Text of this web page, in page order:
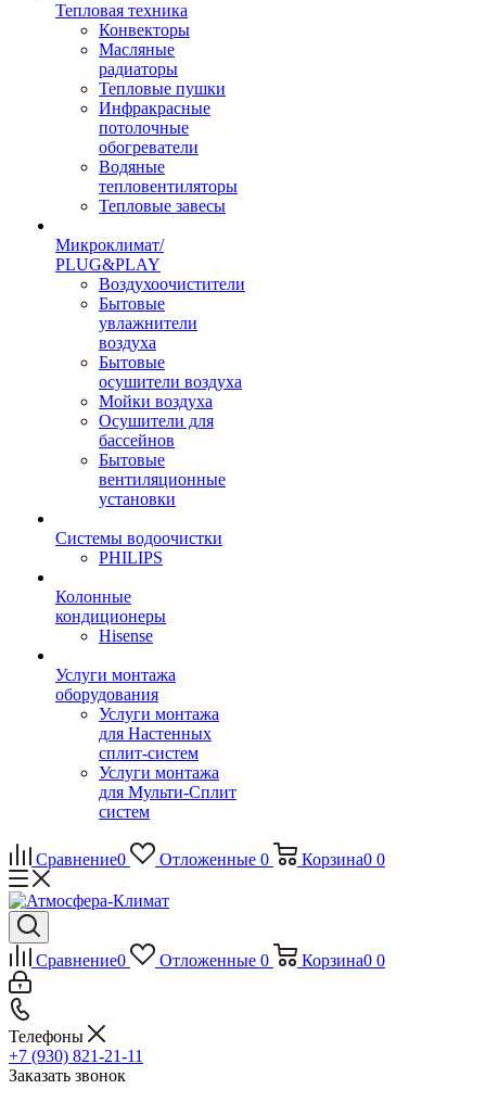
Тепловая техника
Конвекторы
Масляные
радиаторы
Тепловые пушки
Инфракрасные
потолочные
обогреватели
Водяные
тепловентиляторы
Тепловые завесы
Микроклимат/
PLUG&PLAY
Воздухоочистители
Бытовые
увлажнители
воздуха
Бытовые
осушители воздуха
Мойки воздуха
Осушители для
бассейнов
Бытовые
вентиляционные
установки
Системы водоочистки
PHILIPS
Колонные
кондиционеры
Hisense
Услуги монтажа
оборудования
Услуги монтажа
для Настенных
сплит-систем
Услуги монтажа
для Мульти-Сплит
систем
Сравнение0 Отложенные 0 Корзина0 0
Сравнение0 Отложенные 0 Корзина0 0
Телефоны
+7 (930) 821-21-11
Заказать звонок